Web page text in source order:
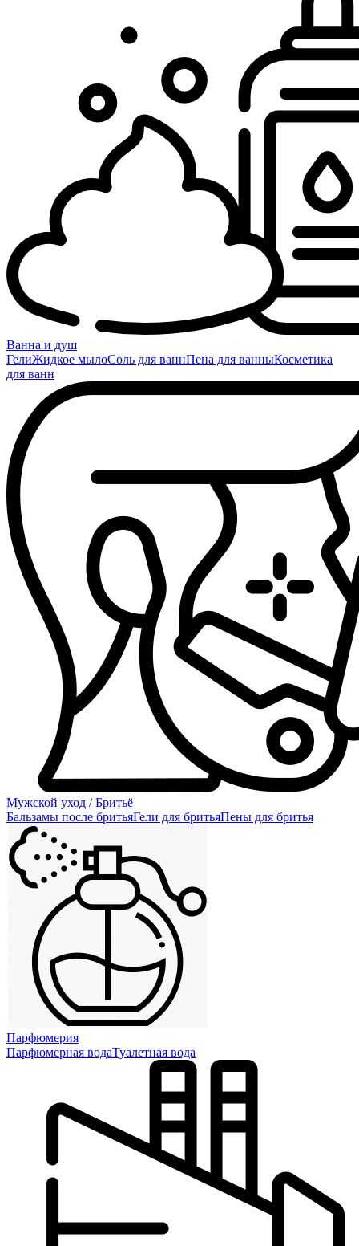
Ванна и душ
ГелиЖидкое мылоСоль для ваннПена для ванныКосметика
для ванн
Мужской уход / Бритьё
Бальзамы после бритьяГели для бритьяПены для бритья
Парфюмерия
Парфюмерная водаТуалетная вода